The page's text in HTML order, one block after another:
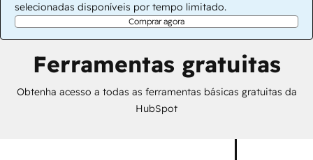
selecionadas disponíveis por tempo limitado.
Comprar agora
Ferramentas gratuitas
Obtenha acesso a todas as ferramentas básicas gratuitas da
HubSpot